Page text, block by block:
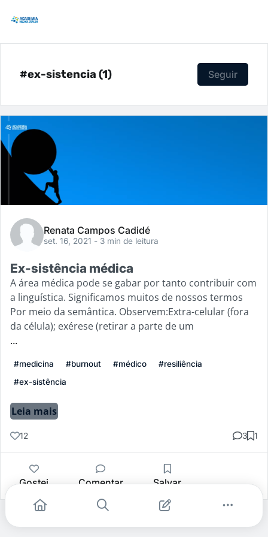
#ex-sistencia (1) Seguir
Renata Campos Cadidé
set. 16, 2021 - 3 min de leitura
Ex-sistência médica
A área médica pode se gabar por tanto contribuir com
a linguística. Significamos muitos de nossos termos
Por meio da semântica. Observem:Extra-celular (fora
da célula); exérese (retirar a parte de um
...
#medicina #burnout #médico
#resiliência
#ex-sistência
Leia mais
12 3 1
Gostei Comentar Salvar